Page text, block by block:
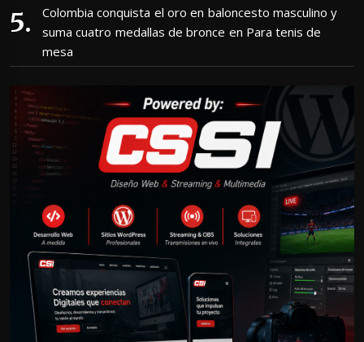
Colombia conquista el oro en baloncesto masculino y
suma cuatro medallas de bronce en Para tenis de
mesa